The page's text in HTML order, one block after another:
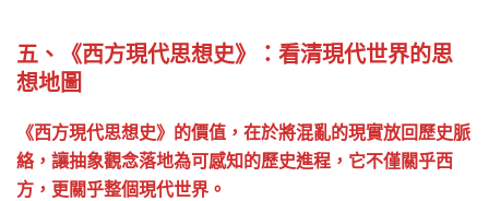
五、《西方現代思想史》：看清現代世界的思
想地圖
《西方現代思想史》的價值，在於將混亂的現實放回歷史脈
絡，讓抽象觀念落地為可感知的歷史進程，它不僅關乎西
方，更關乎整個現代世界。